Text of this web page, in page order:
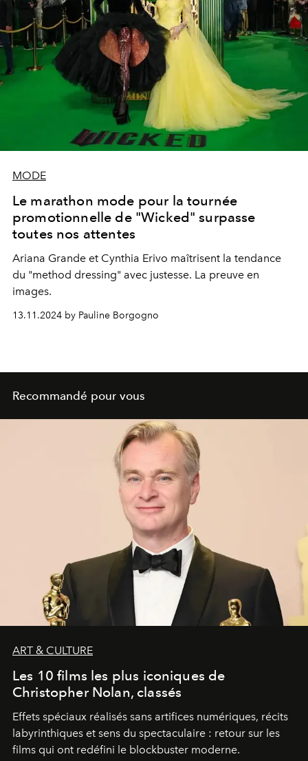
MODE
Le marathon mode pour la tournée
promotionnelle de "Wicked" surpasse
toutes nos attentes
Ariana Grande et Cynthia Erivo maîtrisent la tendance
du "method dressing" avec justesse. La preuve en
images.
13.11.2024 by Pauline Borgogno
Recommandé pour vous
ART & CULTURE
Les 10 films les plus iconiques de
Christopher Nolan, classés
Effets spéciaux réalisés sans artifices numériques, récits
labyrinthiques et sens du spectaculaire : retour sur les
films qui ont redéfini le blockbuster moderne.